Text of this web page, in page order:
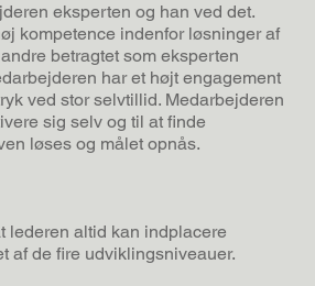
eksperten og han ved det.
kompetence indenfor løsninger af
betragtet som eksperten
har et højt engagement
ved stor selvtillid. Medarbejderen
sig selv og til at finde
løses og målet opnås.
lederen altid kan indplacere
af de fire udviklingsniveauer.